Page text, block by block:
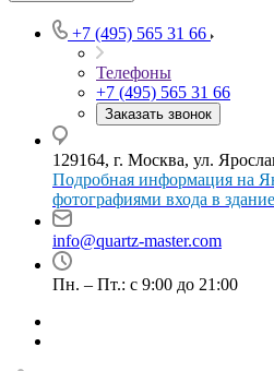
+7 (495) 565 31 66
Телефоны
+7 (495) 565 31 66
Заказать звонок
129164, г. Москва, ул.
Подробная информация на
фотографиями входа в
info@quartz-master.com
Пн. – Пт.: с 9:00 до 21:00